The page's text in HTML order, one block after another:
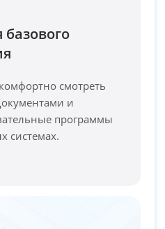
базового
смотреть
и
программы
системах.